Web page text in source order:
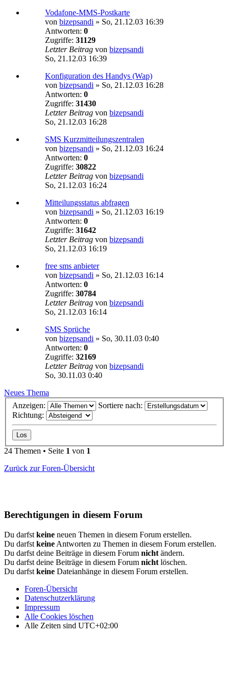
Vodafone-MMS-Postkarte
von bizepsandi » So, 21.12.03 16:39
Antworten: 0
Zugriffe: 31129
Letzter Beitrag von bizepsandi
So, 21.12.03 16:39
Konfiguration des Handys (Wap)
von bizepsandi » So, 21.12.03 16:28
Antworten: 0
Zugriffe: 31430
Letzter Beitrag von bizepsandi
So, 21.12.03 16:28
SMS Kurzmitteilungszentralen
von bizepsandi » So, 21.12.03 16:24
Antworten: 0
Zugriffe: 30822
Letzter Beitrag von bizepsandi
So, 21.12.03 16:24
Mitteilungsstatus abfragen
von bizepsandi » So, 21.12.03 16:19
Antworten: 0
Zugriffe: 31642
Letzter Beitrag von bizepsandi
So, 21.12.03 16:19
free sms anbieter
von bizepsandi » So, 21.12.03 16:14
Antworten: 0
Zugriffe: 30784
Letzter Beitrag von bizepsandi
So, 21.12.03 16:14
SMS Sprüche
von bizepsandi » So, 30.11.03 0:40
Antworten: 0
Zugriffe: 32169
Letzter Beitrag von bizepsandi
So, 30.11.03 0:40
Neues Thema
Anzeigen:
Sortiere nach:
Richtung:
24 Themen • Seite 1 von 1
Zurück zur Foren-Übersicht
Berechtigungen in diesem Forum
Du darfst keine neuen Themen in diesem Forum erstellen.
Du darfst keine Antworten zu Themen in diesem Forum erstellen.
Du darfst deine Beiträge in diesem Forum nicht ändern.
Du darfst deine Beiträge in diesem Forum nicht löschen.
Du darfst keine Dateianhänge in diesem Forum erstellen.
Foren-Übersicht
Datenschutzerklärung
Impressum
Alle Cookies löschen
Alle Zeiten sind UTC+02:00